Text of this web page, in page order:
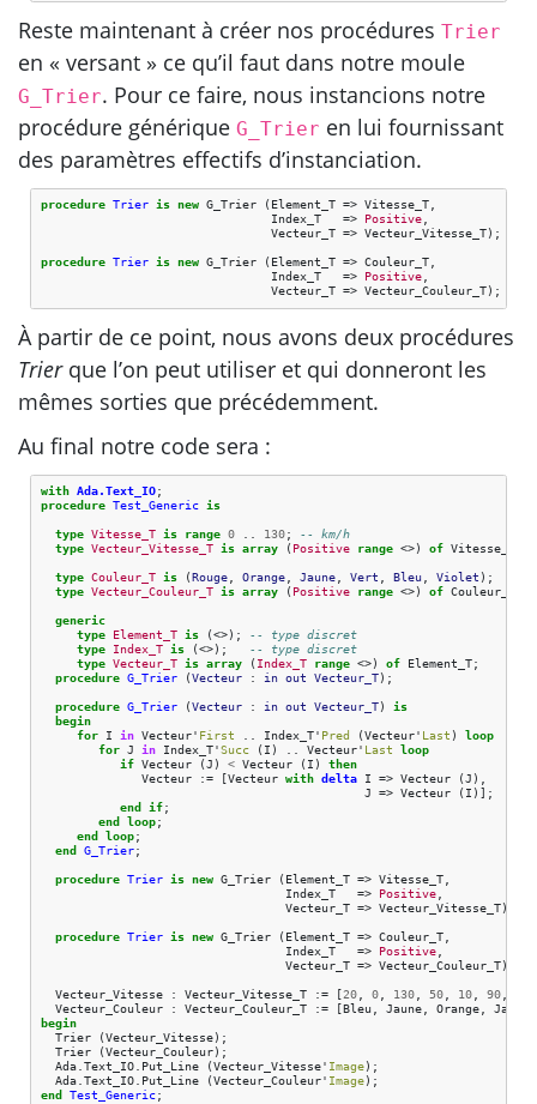
Reste maintenant à créer nos procédures Trier
en « versant » ce qu’il faut dans notre moule
G_Trier. Pour ce faire, nous instancions notre
procédure générique G_Trier en lui fournissant
des paramètres effectifs d’instanciation.
procedure Trier is new G_Trier ( Element_T => Vitesse_T,
Index_T
=> Positive,
Vecteur_T => Vecteur_Vitesse_T);
procedure Trier is new G_Trier ( Element_T => Couleur_T,
Index_T
=> Positive,
Vecteur_T => Vecteur_Couleur_T);
À partir de ce point, nous avons deux procédures
Trierque l’on peut utiliser et qui donneront les
mêmes sorties que précédemment.
Au final notre code sera :
with Ada.Text_IO;
procedure Test_Generic is
type Vitesse_T is range 0 .. 130;
-- km/h
type Vecteur_Vitesse_T is array ( Positive range <>) of Vitesse_T
type Couleur_T is ( Rouge, Orange, Jaune, Vert , Bleu, Violet );
type Vecteur_Couleur_T is array ( Positive range <>) of Couleur_T
generic
type
Element_T is (<>);
-- type discret
type
Index_T is (<>);
-- type discret
type Vecteur_T is array ( Index_T range <>) of Element_T;
procedure G_Trier (Vecteur : in out Vecteur_T);
procedure G_Trier (Vecteur : in out Vecteur_T)
is
begin
for
I in Vecteur' First .. Index_T' Pred (Vecteur' Last )
loop
for J in Index_T'Succ ( I ) .. Vecteur' Last
loop
if Vecteur (J ) < Vecteur ( I )
then
Vecteur
:= Vecteur with delta I => Vecteur (J ),
J
=> Vecteur ( I )
;
end
if;
end
loop;
end
loop;
end
G_Trier;
procedure Trier is new G_Trier ( Element_T => Vitesse_T,
Index_T
=> Positive,
Vecteur_T => Vecteur_Vitesse_T);
procedure Trier is new G_Trier ( Element_T => Couleur_T,
Index_T
=> Positive,
Vecteur_T => Vecteur_Couleur_T);
Vecteur_Vitesse : Vecteur_Vitesse_T := 20, 0, 130, 50, 10, 90,
Vecteur_Couleur
: Vecteur_Couleur_T := Bleu, Jaune, Orange, Jaune
begin
Trier
(Vecteur_Vitesse);
Trier
(Vecteur_Couleur);
Ada.Text_IO. Put_Line (Vecteur_Vitesse' Image);
Ada.Text_IO. Put_Line (Vecteur_Couleur' Image);
end
Test_Generic;